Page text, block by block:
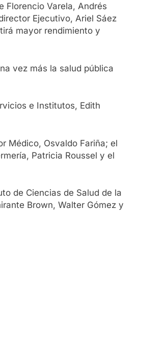
Florencio Varela, Andrés
Ejecutivo, Ariel Sáez
mayor rendimiento y
vez más la salud pública
e Institutos, Edith
Médico, Osvaldo Fariña; el
Patricia Roussel y el
de Ciencias de Salud de la
Brown, Walter Gómez y